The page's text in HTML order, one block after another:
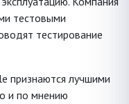
тестовыми
тестирование
признаются лучшими
и по мнению